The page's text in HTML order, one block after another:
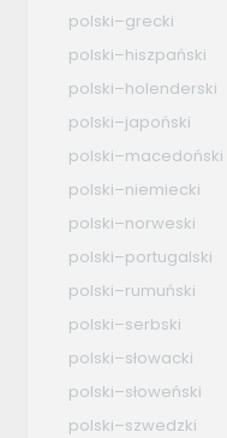
polski–grecki
polski–hiszpański
polski–holenderski
polski–japoński
polski–macedoński
polski–niemiecki
polski–norweski
polski–portugalski
polski–rumuński
polski–serbski
polski–słowacki
polski–słoweński
polski–szwedzki